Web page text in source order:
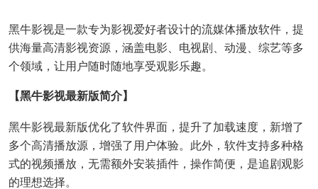
黑牛影视是一款专为影视爱好者设计的流媒体播放软件，提
供海量高清影视资源，涵盖电影、电视剧、动漫、综艺等多
个领域，让用户随时随地享受观影乐趣。
【黑牛影视最新版简介】
黑牛影视最新版优化了软件界面，提升了加载速度，新增了
多个高清播放源，增强了用户体验。此外，软件支持多种格
式的视频播放，无需额外安装插件，操作简便，是追剧观影
的理想选择。